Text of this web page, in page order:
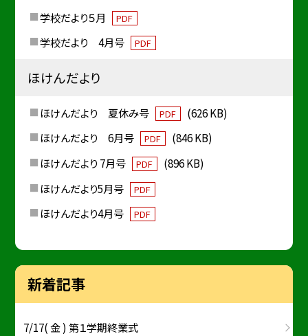
学校だより５月
PDF
学校だより 4月号 PDF
ほけんだより
ほけんだより 夏休み号 PDF
(626 KB)
ほけんだより 6月号
PDF
(846 KB)
ほけんだより 7月号
PDF
(896 KB)
ほけんだより5月号
PDF
ほけんだより4月号 PDF
新着記事
7/17( 金 ) 第１学期終業式